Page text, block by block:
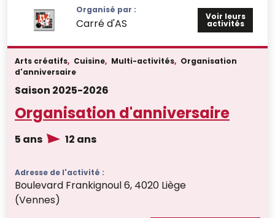
Organisé par :
Carré d'AS
Voir leurs
activités
Arts créatifs, Cuisine, Multi-activités, Organisation
d'anniversaire
Saison 2025-2026
Organisation d'anniversaire
5 ans 12 ans
Adresse de l'activité :
Boulevard Frankignoul 6, 4020 Liège
(Vennes)